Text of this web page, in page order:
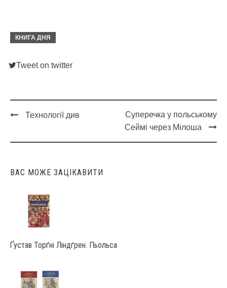
КНИГА ДНЯ
Tweet on twitter
navigation
Технології див
Суперечка у польському
Сеймі через Мілоша
ВАС МОЖЕ ЗАЦІКАВИТИ
Ґустав Торґні Ліндґрен. Пьольса